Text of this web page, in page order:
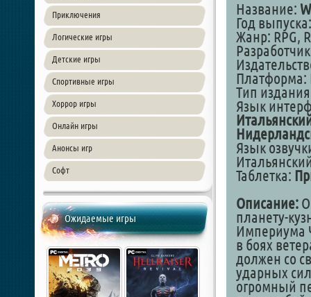
Приключения
Логические игры
Детские игры
Спортивные игры
Хоррор игры
Онлайн игры
Анонсы игр
Софт
Ожидаемые игры
Название:
Год
Жанр: RPG,
Платформа:
Тип
Язык
Язык
Таблетка:
Описание:
планету-
Империума
в боях
должен со
ударных
огромный